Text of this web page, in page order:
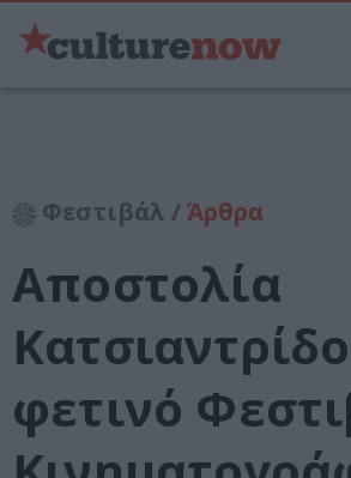
Φεστιβάλ /Άρθρα
Αποστολία
φετινό